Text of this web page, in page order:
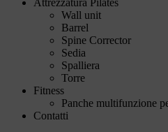
Wall unit
Barrel
Spine Corrector
Sedia
Spalliera
Torre
Fitness
Panche multifunzione
Contatti